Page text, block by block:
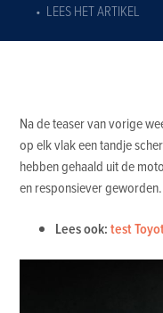
LEES HET ARTIKEL
Na de teaser van vorige
op elk vlak een tandje
hebben gehaald uit de
en responsiever geworden.
Lees ook:test